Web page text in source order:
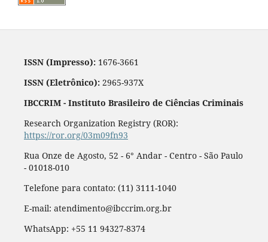
ISSN (Impresso):1676-3661
ISSN (Eletrônico):2965-937X
IBCCRIM - Instituto Brasileiro de Ciências Criminais
Research Organization Registry (ROR):
https://ror.org/03m09fn93
Rua Onze de Agosto, 52 - 6° Andar - Centro - São Paulo
- 01018-010
Telefone para contato: (11) 3111-1040
E-mail: atendimento@ibccrim.org.br
WhatsApp: +55 11 94327-8374